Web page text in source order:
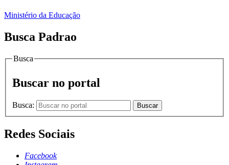
Ministério da Educação
Busca Padrao
Busca
Buscar no portal
Busca: Buscar
Redes Sociais
Facebook